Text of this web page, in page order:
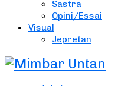
Sastra
Opini/Essai
Visual
Jepretan